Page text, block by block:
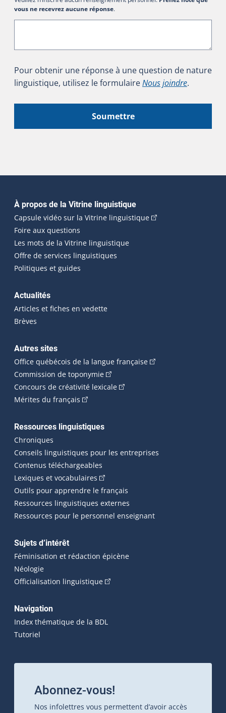
vous ne recevrez aucune réponse.
Pour obtenir une réponse à une question de nature
linguistique, utilisez le formulaireNous joindre.
Soumettre
Navigation principale
À propos de la Vitrine linguistique
Capsule vidéo sur la Vitrine linguistique(Cet hyperlien
Foire aux questions
Les mots de la Vitrine linguistique
Offre de services linguistiques
Politiques et guides
Actualités
Articles et fiches en vedette
Brèves
Autres sites
Office québécois de la langue française(Cet hyperlien
Commission de toponymie(Cet hyperlien externe s'ouvrira
Concours de créativité lexicale(Cet hyperlien externe
Mérites du français (Cet hyperlien externe s'ouvrira dans une
Ressources linguistiques
Chroniques
Conseils linguistiques pour les entreprises
Contenus téléchargeables
Lexiques et vocabulaires (Cet hyperlien externe s'ouvrira
Outils pour apprendre le français
Ressources linguistiques externes
Ressources pour le personnel enseignant
Sujets d’intérêt
Féminisation et rédaction épicène
Néologie
Officialisation linguistique(Cet hyperlien externe s'ouvrira
Navigation
Index thématique de la BDL
Tutoriel
Abonnez-vous!
Nos infolettres vous permettent d’avoir accès